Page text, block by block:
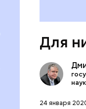
Для
24 января